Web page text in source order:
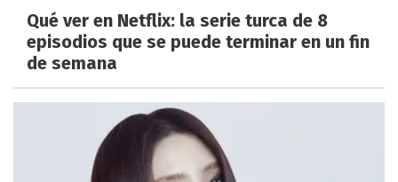
Qué ver en Netflix: la serie turca de 8
episodios que se puede terminar en un fin
de semana